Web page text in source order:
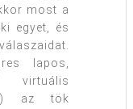
most a
egyet, és
lapos,
virtuális
az tök